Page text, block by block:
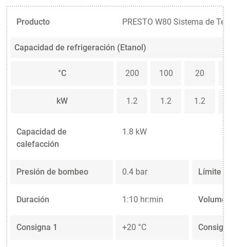
Producto PRESTO W80 Sistema de
Capacidad de refrigeración (Etanol)
°C 200 100 20
kW 1.2 1.2 1.2
Capacidad de
calefacción
1.8 kW
Presión de bombeo 0.4 bar Límite
Duración 1:10 hr:min
Consigna 1 +20 °C